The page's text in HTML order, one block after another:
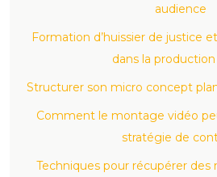
audience
Formation d’huissier de justice
dans la
Structurer son micro concept
Comment le montage vidéo
stratégie de
Techniques pour récupérer des